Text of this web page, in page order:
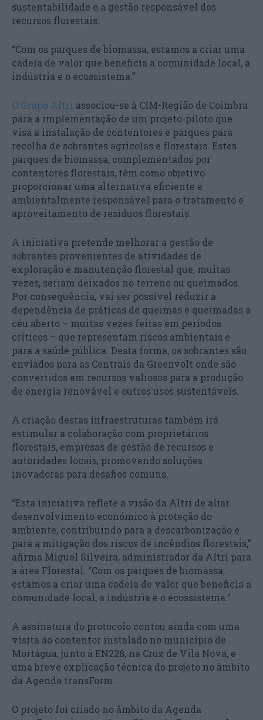
sustentabilidade e a gestão responsável dos
recursos florestais.
“Com os parques de biomassa, estamos a criar uma
cadeia de valor que beneficia a comunidade local, a
indústria e o ecossistema.”
O Grupo Altri associou-se à CIM-Região de Coimbra
para a implementação de um projeto-piloto que
visa a instalação de contentores e parques para
recolha de sobrantes agrícolas e florestais. Estes
parques de biomassa, complementados por
contentores florestais, têm como objetivo
proporcionar uma alternativa eficiente e
ambientalmente responsável para o tratamento e
aproveitamento de resíduos florestais.
A iniciativa pretende melhorar a gestão de
sobrantes provenientes de atividades de
exploração e manutenção florestal que, muitas
vezes, seriam deixados no terreno ou queimados.
Por consequência, vai ser possível reduzir a
dependência de práticas de queimas e queimadas a
céu aberto – muitas vezes feitas em períodos
críticos – que representam riscos ambientais e
para a saúde pública. Desta forma, os sobrantes são
enviados para as Centrais da Greenvolt onde são
convertidos em recursos valiosos para a produção
de energia renovável e outros usos sustentáveis.
A criação destas infraestruturas também irá
estimular a colaboração com proprietários
florestais, empresas de gestão de recursos e
autoridades locais, promovendo soluções
inovadoras para desafios comuns.
“Esta iniciativa reflete a visão da Altri de aliar
desenvolvimento económico à proteção do
ambiente, contribuindo para a descarbonização e
para a mitigação dos riscos de incêndios florestais,”
afirma Miguel Silveira, administrador da Altri para
a área Florestal. “Com os parques de biomassa,
estamos a criar uma cadeia de valor que beneficia a
comunidade local, a indústria e o ecossistema.”
A assinatura do protocolo contou ainda com uma
visita ao contentor instalado no município de
Mortágua, junto à EN228, na Cruz de Vila Nova, e
uma breve explicação técnica do projeto no âmbito
da Agenda transForm.
O projeto foi criado no âmbito da Agenda